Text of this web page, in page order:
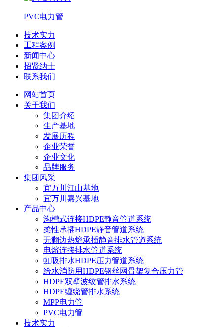
PVC电力管
技术实力
工程案例
新闻中心
招贤纳士
联系我们
网站首页
关于我们
集团介绍
生产基地
发展历程
企业荣誉
企业文化
品牌服务
集团风采
宜万川江山基地
宜万川嘉兴基地
产品中心
沟槽式连接HDPE静音管道系统
柔性承插HDPE静音管道系统
无翻边热熔承插静音排水管道系统
电熔连接排水管道系统
虹吸排水HDPE压力管道系统
给水消防用HDPE钢丝网骨架复合压力管
HDPE双壁波纹管排水系统
HDPE缠绕管排水系统
MPP电力管
PVC电力管
技术实力